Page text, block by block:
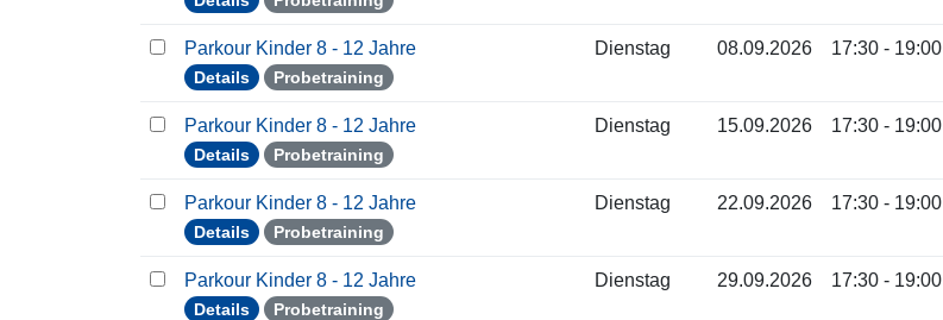
Parkour Kinder 8 - 12 Jahre
Details Probetraining
Dienstag 08.09.2026 17:30 - 19:00
Parkour Kinder 8 - 12 Jahre
Details Probetraining
Dienstag 15.09.2026 17:30 - 19:00
Parkour Kinder 8 - 12 Jahre
Details Probetraining
Dienstag 22.09.2026 17:30 - 19:00
Parkour Kinder 8 - 12 Jahre
Details Probetraining
Dienstag 29.09.2026 17:30 - 19:00